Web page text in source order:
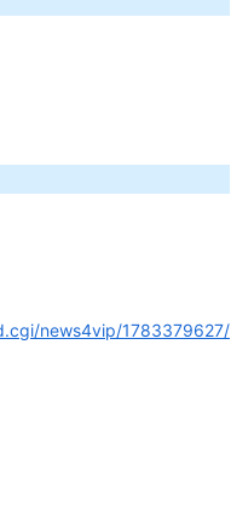
news4vip/1783379627/